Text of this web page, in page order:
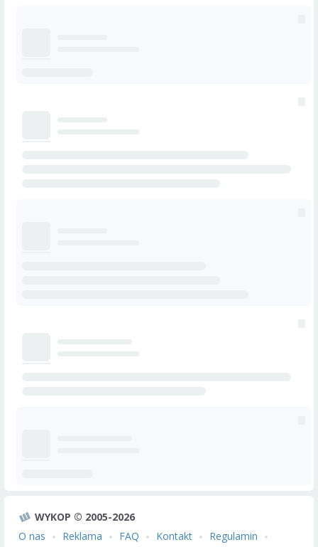
WYKOP © 2005-2026
O nas
Reklama FAQ Kontakt
Regulamin